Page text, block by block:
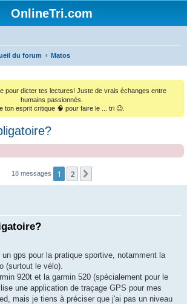
OnlineTri.com
du forum Matos
pour dicter tes lectures! Juste de vrais échanges entre
humains passionnés.
ton esprit critique 🧠 pour faire le ... tri 😉.
18 messages 1 2
gps pour la pratique sportive, notamment la
(surtout le vélo).
920t et la garmin 520 (spécialement pour le
une application de traçage GPS pour mes
mais je tiens à préciser que j'ai pas un niveau